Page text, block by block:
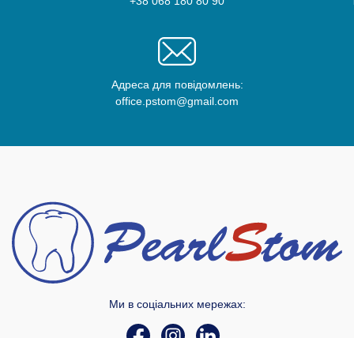
Адреса для повідомлень:
office.pstom@gmail.com
Ми в соціальних мережах: